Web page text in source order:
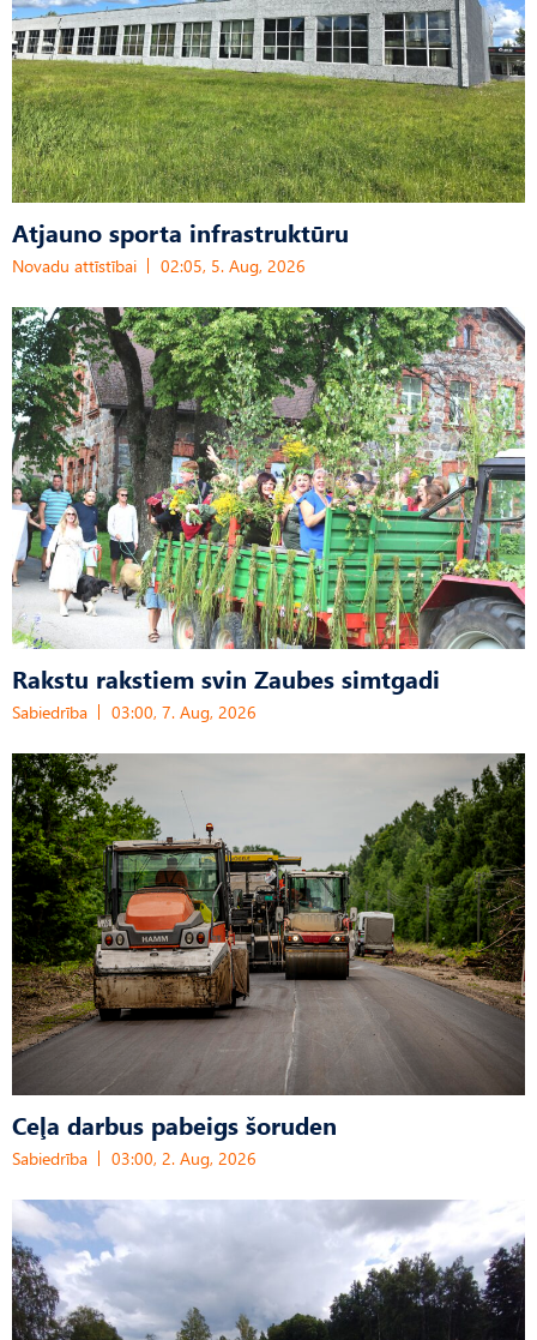
Atjauno sporta infrastruktūru
Novadu attīstībai 02:05, 5. Aug, 2026
Rakstu rakstiem svin Zaubes simtgadi
Sabiedrība 03:00, 7. Aug, 2026
Ceļa darbus pabeigs šoruden
Sabiedrība 03:00, 2. Aug, 2026